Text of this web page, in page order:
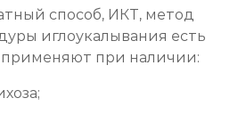
дому
Записаться
способ, ИКТ, метод
иглоукалывания есть
применяют при наличии: